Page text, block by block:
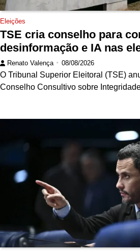
Eleições
TSE cria conselho para
desinformação e IA nas
Renato Valença 08/08/2026
O Tribunal Superior Eleitoral (TSE)
Conselho Consultivo sobre